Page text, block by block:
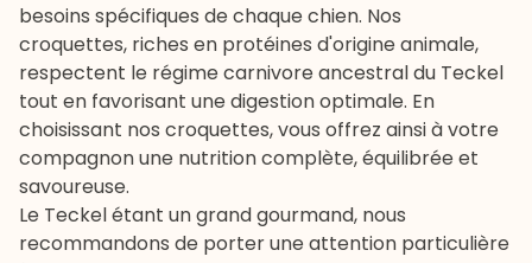
besoins spécifiques de chaque chien. Nos
croquettes, riches en protéines d'origine animale,
respectent le régime carnivore ancestral du Teckel
tout en favorisant une digestion optimale. En
choisissant nos croquettes, vous offrez ainsi à votre
compagnon une nutrition complète, équilibrée et
savoureuse.
Le Teckel étant un grand gourmand, nous
recommandons de porter une attention particulière